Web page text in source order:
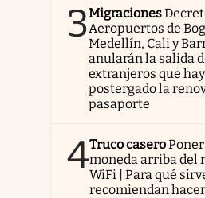
3Migraciones
Aeropuertos de
Medellín, Cali y
anularán la salida
extranjeros que
postergado la
pasaporte
4Truco casero
moneda arriba del
WiFi | Para qué
recomiendan